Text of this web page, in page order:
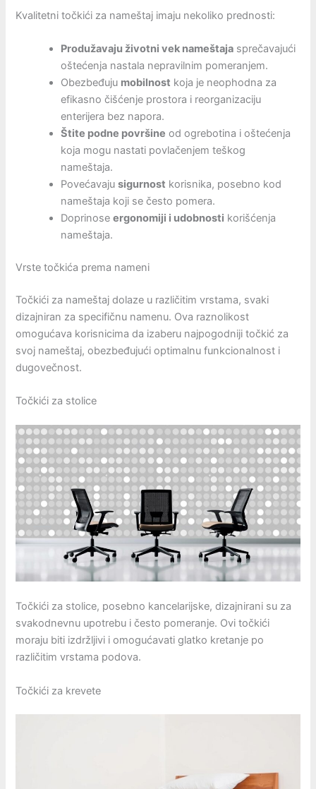
Kvalitetni točkići za nameštaj imaju nekoliko prednosti:
Produžavaju životni vek nameštaja sprečavajući
oštećenja nastala nepravilnim pomeranjem.
Obezbeđuju mobilnost koja je neophodna za
efikasno čišćenje prostora i reorganizaciju
enterijera bez napora.
Štite podne površine od ogrebotina i oštećenja
koja mogu nastati povlačenjem teškog
nameštaja.
Povećavajusigurnost korisnika, posebno kod
nameštaja koji se često pomera.
Doprinoseergonomiji i udobnosti korišćenja
nameštaja.
Vrste točkića prema nameni
Točkići za nameštaj dolaze u različitim vrstama, svaki
dizajniran za specifičnu namenu. Ova raznolikost
omogućava korisnicima da izaberu najpogodniji točkić za
svoj nameštaj, obezbeđujući optimalnu funkcionalnost i
dugovečnost.
Točkići za stolice
Točkići za stolice, posebno kancelarijske, dizajnirani su za
svakodnevnu upotrebu i često pomeranje. Ovi točkići
moraju biti izdržljivi i omogućavati glatko kretanje po
različitim vrstama podova.
Točkići za krevete